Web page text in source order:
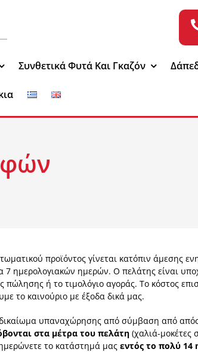
Συνθετικά Φυτά Και Γκαζόν
προϊόντος γίνεται κατόπιν άμεσης
7 ημερολογιακών ημερών. Ο πελάτης είναι
πώλησης ή το τιμολόγιο αγοράς. Το κόστος
το καινούριο με έξοδα δικά μας.
υπαναχώρησης από σύμβαση από
στα μέτρα του πελάτη (χαλιά-μοκέτες
το κατάστημά μας εντός το πολύ